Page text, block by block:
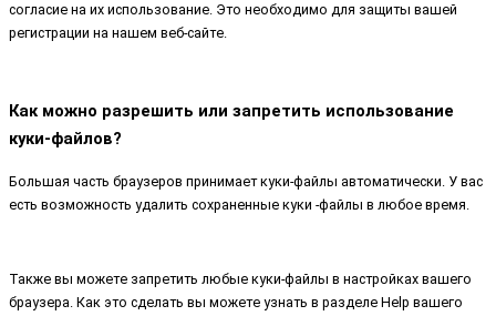
согласие на их использование. Это необходимо для защиты вашей
регистрации на нашем веб-сайте.
Как можно разрешить или запретить использование
куки-файлов?
Большая часть браузеров принимает куки-файлы автоматически. У вас
есть возможность удалить сохраненные куки -файлы в любое время.
Также вы можете запретить любые куки-файлы в настройках вашего
браузера. Как это сделать вы можете узнать в разделе Help вашего